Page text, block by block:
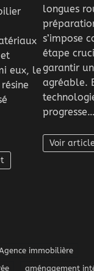
eux, le
longues
s’impose
étape
garantir
agréable.
progresse…
Voir
immobilière
aménagement